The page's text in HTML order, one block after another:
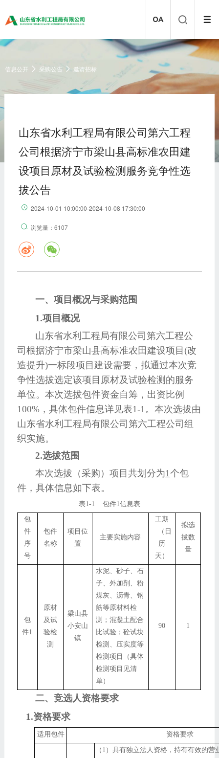
信息公开 采购公告 邀请招标
山东省水利工程局有限公司第六工程
公司根据济宁市梁山县高标准农田建
设项目原材及试验检测服务竞争性选
拔公告
2024-10-01 10:00:00-2024-10-08 17:30:00
浏览量：6107
一、项目概况与采购范围
1.项目概况
山东省水利工程局有限公司第六工程公
司根据济宁市梁山县高标准农田建设项目 (改
造提升)一标段项目 建设需要， 拟通过本次竞
争性选拔选定该项目 原材及试验检测 的服务
单位。 本次选拔包件资金自筹，出资比例
100%， 具体包件信息详见表1-1。本次选拔由
山东省水利工程局有限公司第六工程公司组
织实施。
2.选拔范围
本次选拔（采购）项目共划分为1个包
件，具体信息如下表。
表1-1 包件1信息表
包
件
序
号
包件
名称
项目位
置
主要实施内容
工期
（日
历
天）
拟选
拔数
量
包
件1
原材
及试
验检
测
梁山县
小安山
镇
水泥、砂子、石
子、外加剂、粉
煤灰、沥青、钢
筋等原材料检
测；混凝土配合
比试验；砼试块
检测、压实度等
检测项目（具体
检测项目见清
单）
90 1
二、竞选人资格要求
1.资格要求
适用包件 资格要求
（1）具有独立法人资格，持有有效的